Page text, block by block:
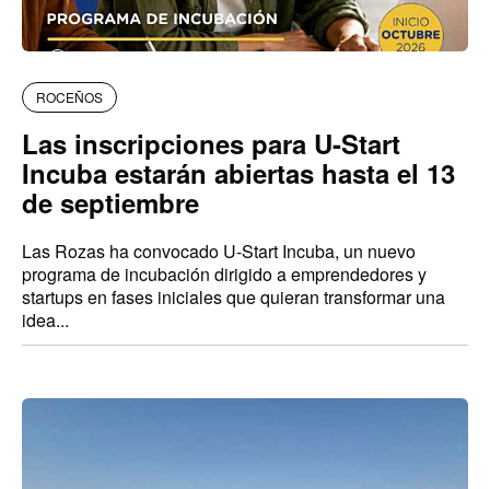
ROCEÑOS
Las inscripciones para U-Start
Incuba estarán abiertas hasta el 13
de septiembre
Las Rozas ha convocado U-Start Incuba, un nuevo
programa de incubación dirigido a emprendedores y
startups en fases iniciales que quieran transformar una
idea...